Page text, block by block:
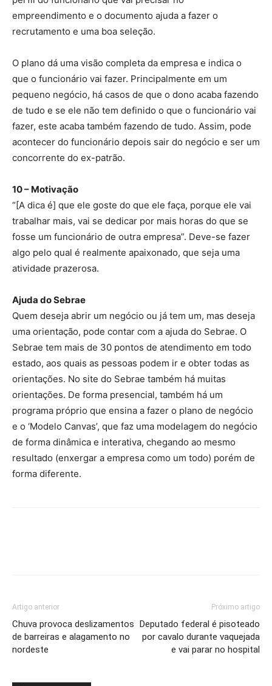
empreendimento e o documento ajuda a fazer o
recrutamento e uma boa seleção.
O plano dá uma visão completa da empresa e indica o
que o funcionário vai fazer. Principalmente em um
pequeno negócio, há casos de que o dono acaba fazendo
de tudo e se ele não tem definido o que o funcionário vai
fazer, este acaba também fazendo de tudo. Assim, pode
acontecer do funcionário depois sair do negócio e ser um
concorrente do ex-patrão.
10 – Motivação
“[A dica é] que ele goste do que ele faça, porque ele vai
trabalhar mais, vai se dedicar por mais horas do que se
fosse um funcionário de outra empresa”. Deve-se fazer
algo pelo qual é realmente apaixonado, que seja uma
atividade prazerosa.
Ajuda do Sebrae
Quem deseja abrir um negócio ou já tem um, mas deseja
uma orientação, pode contar com a ajuda do Sebrae. O
Sebrae tem mais de 30 pontos de atendimento em todo
estado, aos quais as pessoas podem ir e obter todas as
orientações. No site do Sebrae também há muitas
orientações. De forma presencial, também há um
programa próprio que ensina a fazer o plano de negócio
e o ‘Modelo Canvas’, que faz uma modelagem do negócio
de forma dinâmica e interativa, chegando ao mesmo
resultado (enxergar a empresa como um todo) porém de
forma diferente.
Artigo anterior
Chuva provoca deslizamentos
de barreiras e alagamento no
nordeste
Próximo artigo
Deputado federal é pisoteado
por cavalo durante vaquejada
e vai parar no hospital